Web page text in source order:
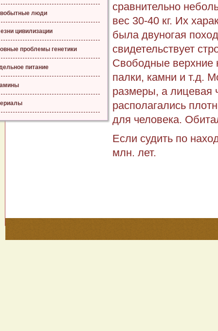
люди
цивилизации
проблемы генетики
питание
сравнительно
вес 30-40 кг. Их
была двуногая
свидетельствует
Свободные верхние
палки, камни и т.д.
размеры, а лицевая
располагались
для человека.
Если судить по
млн. лет.